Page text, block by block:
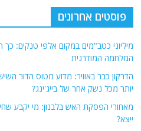
פוסטים אחרונים
מיליוני כטב"מים במקום אלפי טנקים:
המלחמה המודרנית
יותר מכל נשק אחר של בייג'ינג?
מאחורי הפסקת האש בלבנון: מי יקבע
ייצא?